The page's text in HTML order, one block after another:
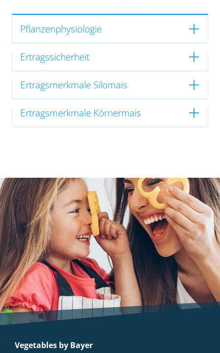
Pflanzenphysiologie
Ertragssicherheit
Ertragsmerkmale Silomais
Ertragsmerkmale Körnermais
Vegetables by Bayer